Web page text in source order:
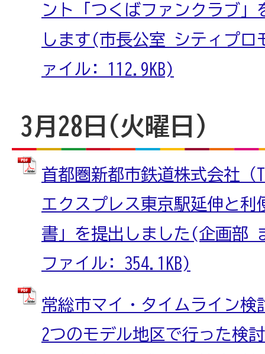
ント「つくばファンクラブ」
します(市長公室 シティプロ
ァイル: 112.9KB)
3月28日(火曜日)
首都圏新都市鉄道株式会社（
エクスプレス東京駅延伸と利
書」を提出しました(企画部
ファイル: 354.1KB)
常総市マイ・タイムライン検
2つのモデル地区で行った検